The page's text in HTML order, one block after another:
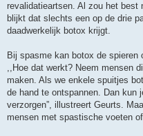
revalidatieartsen. Al zou het best
blijkt dat slechts een op de drie
daadwerkelijk botox krijgt.
Bij spasme kan botox de spieren
,,Hoe dat werkt? Neem mensen
maken. Als we enkele spuitjes
de hand te ontspannen. Dan kun
verzorgen”, illustreert Geurts.
mensen met spastische voeten